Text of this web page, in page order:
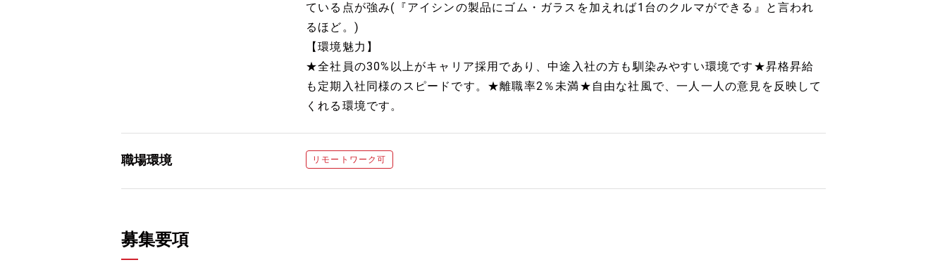
ている点が強み(『アイシンの製品にゴム・ガラスを加えれば1台のクルマができる』と言われ
るほど。)
【環境魅力】
★全社員の30%以上がキャリア採用であり、中途入社の方も馴染みやすい環境です★昇格昇給
も定期入社同様のスピードです。★離職率2％未満★自由な社風で、一人一人の意見を反映して
くれる環境です。
職場環境 リモートワーク可
募集要項